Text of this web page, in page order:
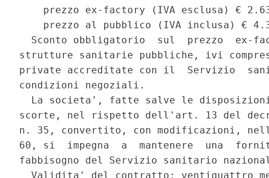
prezzo ex-factory (IVA esclusa) €
prezzo al pubblico (IVA inclusa) €
Sconto obbligatorio  sul  prezzo  ex-
strutture sanitarie pubbliche, ivi
private accreditate con il  Servizio
condizioni negoziali.
La societa', fatte salve le
scorte, nel rispetto dell'art. 13 del
n. 35, convertito, con modificazioni,
60, si  impegna  a  mantenere  una
fabbisogno del Servizio sanitario